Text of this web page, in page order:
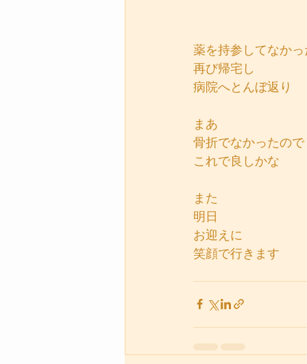
薬を持参してなか
再び帰宅し
病院へとんぼ返り
まあ
骨折でなかったので
これで良しかな
また
明日
お迎えに
笑顔で行きます